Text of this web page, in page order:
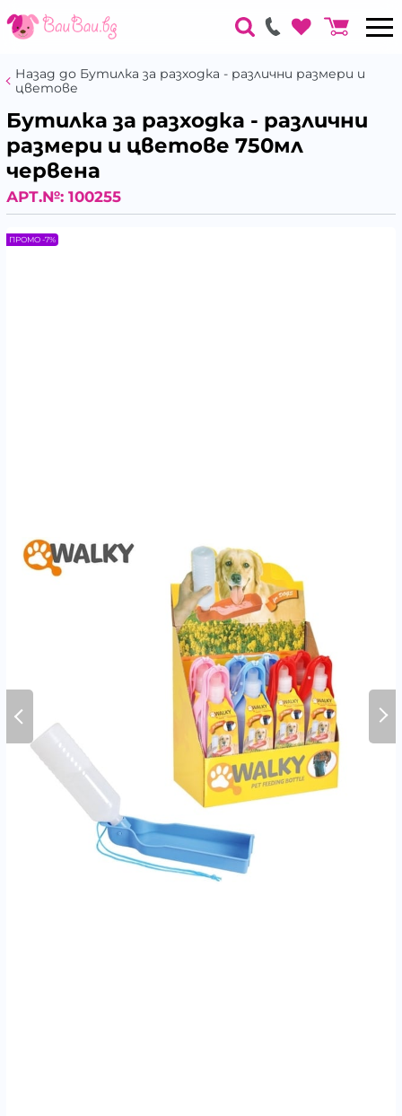
Назад до Бутилка за разходка - различни размери и
цветове
Бутилка за разходка - различни
размери и цветове 750мл
червена
АРТ.№: 100255
ПРОМО -7%